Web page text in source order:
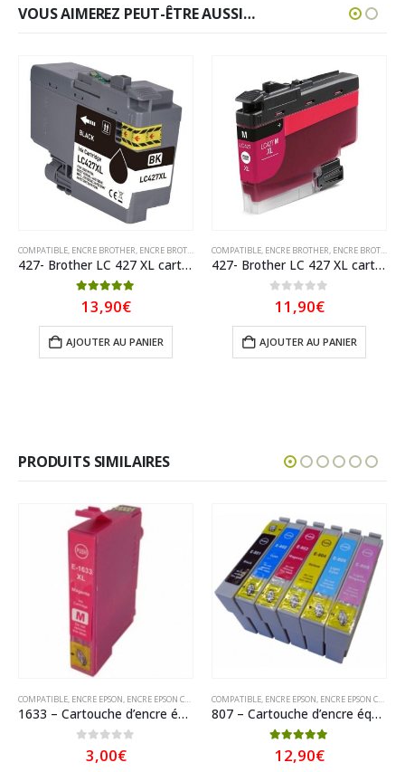
VOUS AIMEREZ PEUT-ÊTRE AUSSI…
COMPATIBLE, ENCRE BROTHER, ENCRE BROTHER COMPATIBLE
427- Brother LC 427 XL cartouche d’encre compatible Noir – LC427 XL
5.00 sur 5
13,90€
AJOUTER AU PANIER
COMPATIBLE, ENCRE BROTHER, ENCRE BROTHER COMPATIBLE
427- Brother LC 427 XL cartouche d’encre compatible Magenta – LC427 XL
sur 5
11,90€
AJOUTER AU PANIER
PRODUITS SIMILAIRES
COMPATIBLE, ENCRE EPSON, ENCRE EPSON COMPATIBLE
1633 – Cartouche d’encre équivalent Epson 16 XL – 1633 compatible « Série Stylo plume » Magenta XL
sur 5
3,00€
COMPATIBLE, ENCRE EPSON, ENCRE EPSON COMPATIBLE
807 – Cartouche d’encre équivalent EPSON T0807 – 807 – compatible (T0797) « Colibri et Chouette »Pack 6 Couleurs
5.00 sur 5
12,90€